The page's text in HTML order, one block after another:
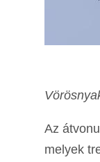
Az
melyek